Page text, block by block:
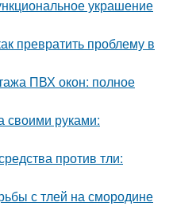
украшение
превратить проблему в
ПВХ окон: полное
своими руками:
против тли:
с тлей на смородине